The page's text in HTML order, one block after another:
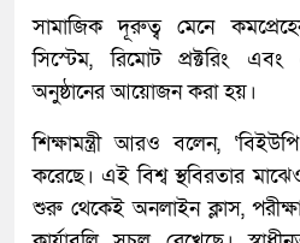
সামাজিক দূরুত্ব মেনে
সিস্টেম, রিমোট প্রক্টরিং এবং
অনুষ্ঠানের আয়োজন করা হয়।
শিক্ষামন্ত্রী আরও বলেন,
করেছে। এই বিশ্ব স্থবিরতার
শুরু থেকেই অনলাইন ক্লাস,